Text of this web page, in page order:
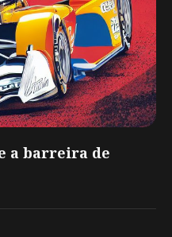
a barreira de